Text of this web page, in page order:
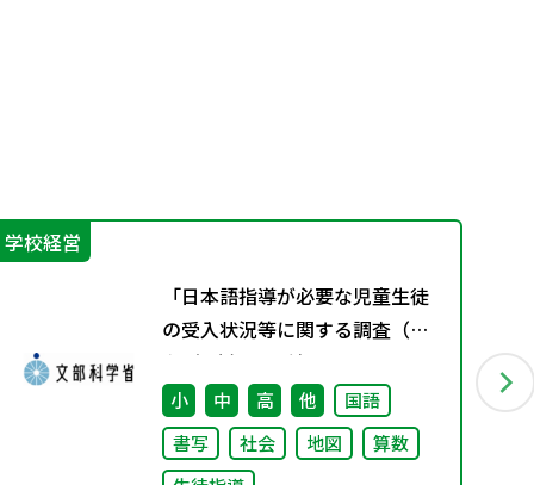
学校経営
「日本語指導が必要な児童生徒
の受入状況等に関する調査（令
和5年度）」の結果について
小 中 高 他
国語
書写
社会 地図
算数